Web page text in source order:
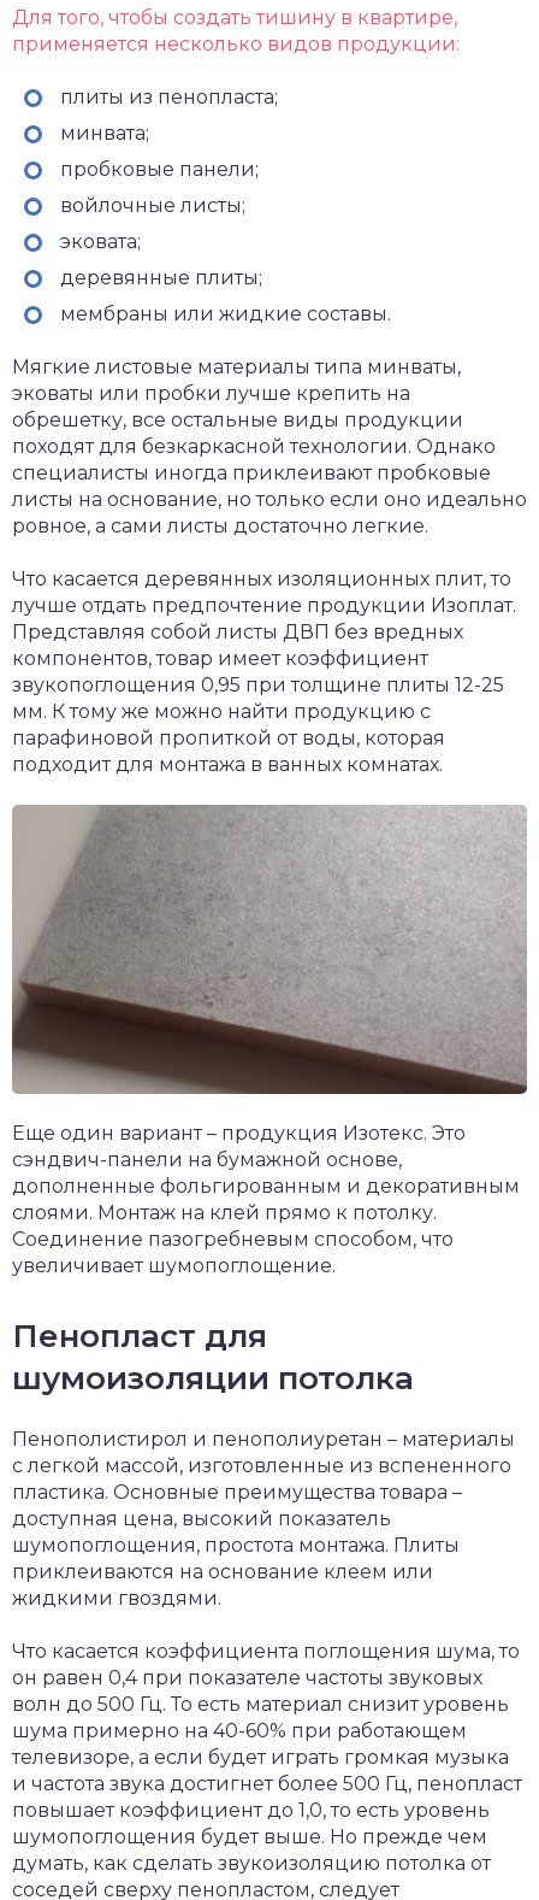
Для того, чтобы создать тишину в квартире,
применяется несколько видов продукции:
плиты из пенопласта;
минвата;
пробковые панели;
войлочные листы;
эковата;
деревянные плиты;
мембраны или жидкие составы.
Мягкие листовые материалы типа минваты,
эковаты или пробки лучше крепить на
обрешетку, все остальные виды продукции
походят для безкаркасной технологии. Однако
специалисты иногда приклеивают пробковые
листы на основание, но только если оно идеально
ровное, а сами листы достаточно легкие.
Что касается деревянных изоляционных плит, то
лучше отдать предпочтение продукции Изоплат.
Представляя собой листы ДВП без вредных
компонентов, товар имеет коэффициент
звукопоглощения 0,95 при толщине плиты 12-25
мм. К тому же можно найти продукцию с
парафиновой пропиткой от воды, которая
подходит для монтажа в ванных комнатах.
Еще один вариант – продукция Изотекс. Это
сэндвич-панели на бумажной основе,
дополненные фольгированным и декоративным
слоями. Монтаж на клей прямо к потолку.
Соединение пазогребневым способом, что
увеличивает шумопоглощение.
Пенопласт для
шумоизоляции потолка
Пенополистирол и пенополиуретан – материалы
с легкой массой, изготовленные из вспененного
пластика. Основные преимущества товара –
доступная цена, высокий показатель
шумопоглощения, простота монтажа. Плиты
приклеиваются на основание клеем или
жидкими гвоздями.
Что касается коэффициента поглощения шума, то
он равен 0,4 при показателе частоты звуковых
волн до 500 Гц. То есть материал снизит уровень
шума примерно на 40-60% при работающем
телевизоре, а если будет играть громкая музыка
и частота звука достигнет более 500 Гц, пенопласт
повышает коэффициент до 1,0, то есть уровень
шумопоглощения будет выше. Но прежде чем
думать, как сделать звукоизоляцию потолка от
соседей сверху пенопластом, следует